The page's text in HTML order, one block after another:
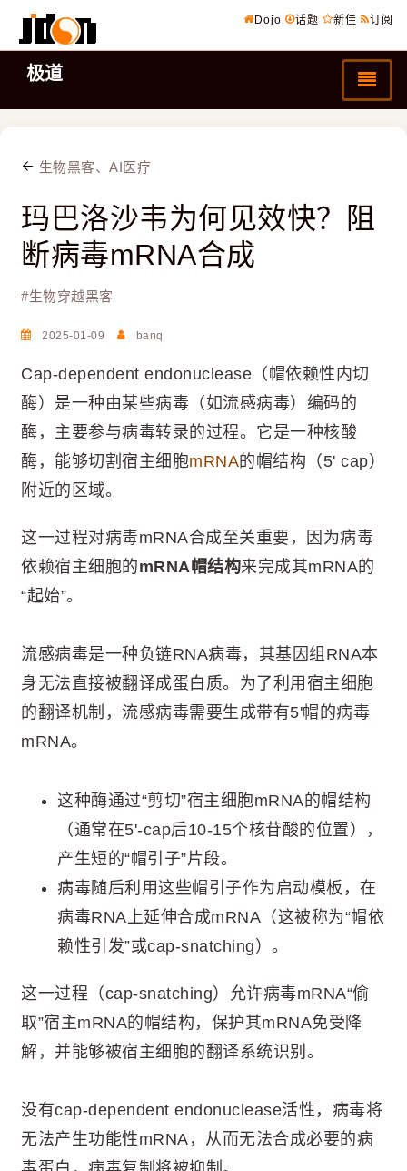
Dojo 话题 新佳 订阅
极道
生物黑客、AI医疗
玛巴洛沙韦为何见效快？阻
断病毒mRNA合成
#生物穿越黑客
2025-01-09 banq
Cap-dependent endonuclease（帽依赖性内切
酶）是一种由某些病毒（如流感病毒）编码的
酶，主要参与病毒转录的过程。它是一种核酸
酶，能够切割宿主细胞mRNA的帽结构（5' cap）
附近的区域。
这一过程对病毒mRNA合成至关重要，因为病毒
依赖宿主细胞的mRNA帽结构来完成其mRNA的
“起始”。
流感病毒是一种负链RNA病毒，其基因组RNA本
身无法直接被翻译成蛋白质。为了利用宿主细胞
的翻译机制，流感病毒需要生成带有5'帽的病毒
mRNA。
这种酶通过“剪切”宿主细胞mRNA的帽结构
（通常在5'-cap后10-15个核苷酸的位置），
产生短的“帽引子”片段。
病毒随后利用这些帽引子作为启动模板，在
病毒RNA上延伸合成mRNA（这被称为“帽依
赖性引发”或cap-snatching）。
这一过程（cap-snatching）允许病毒mRNA“偷
取”宿主mRNA的帽结构，保护其mRNA免受降
解，并能够被宿主细胞的翻译系统识别。
没有cap-dependent endonuclease活性，病毒将
无法产生功能性mRNA，从而无法合成必要的病